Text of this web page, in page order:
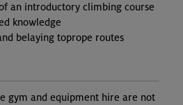
an introductory climbing course
knowledge
belaying toprope routes
gym and equipment hire are not